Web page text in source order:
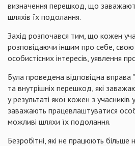
визначення перешкод, що
шляхів їх подолання.
Захід розпочався тим, що кожен
розповідаючи іншим про себе,
особистісних інтересів, уявлення
Була проведена відповідна вправа
та внутрішніх перешкод, які
у результаті якої кожен з учасників
заважають працевлаштуватися
можливі шляхи їх подолання.
Безробітні, які не працюють більше